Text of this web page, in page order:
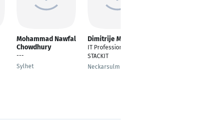
Mohammad Nawfal
Chowdhury
---
Sylhet
Dimitrije Milosevic
IT Professional
STACKIT
Neckarsulm